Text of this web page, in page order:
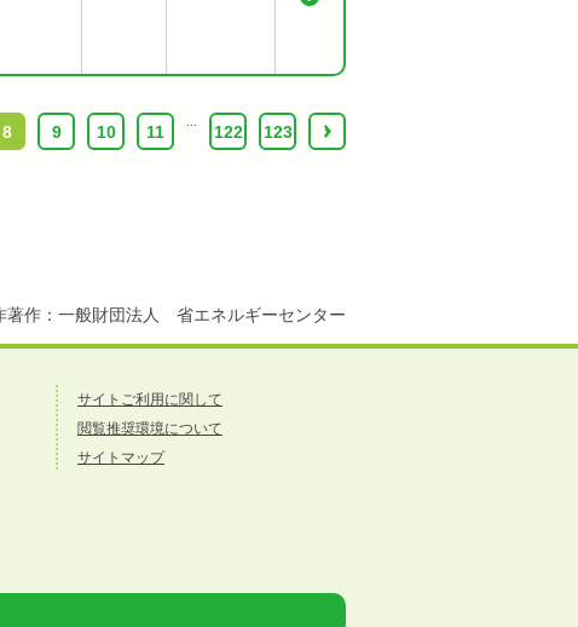
8 9 10 11 122 123 ›
著作：一般財団法人 省エネルギーセンター
サイトご利用に関して
閲覧推奨環境について
サイトマップ